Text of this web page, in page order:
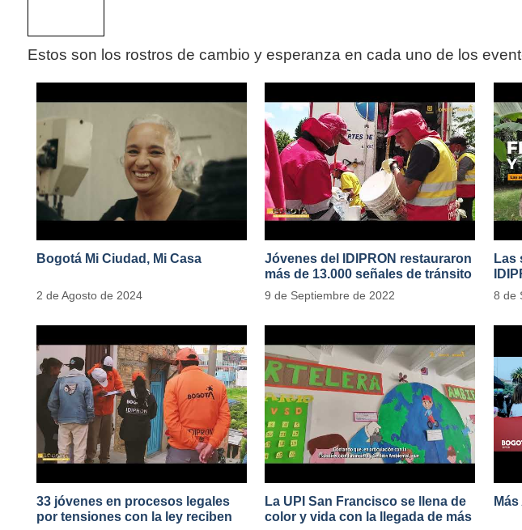
Estos son los rostros de cambio y esperanza en cada uno de los
Bogotá Mi Ciudad, Mi Casa
2 de Agosto de 2024
Jóvenes del IDIPRON restauraron
más de 13.000 señales de tránsito
9 de Septiembre de 2022
Las
8 de
33 jóvenes en procesos legales
por tensiones con la ley reciben
La UPI San Francisco se llena de
color y vida con la llegada de más
Pages